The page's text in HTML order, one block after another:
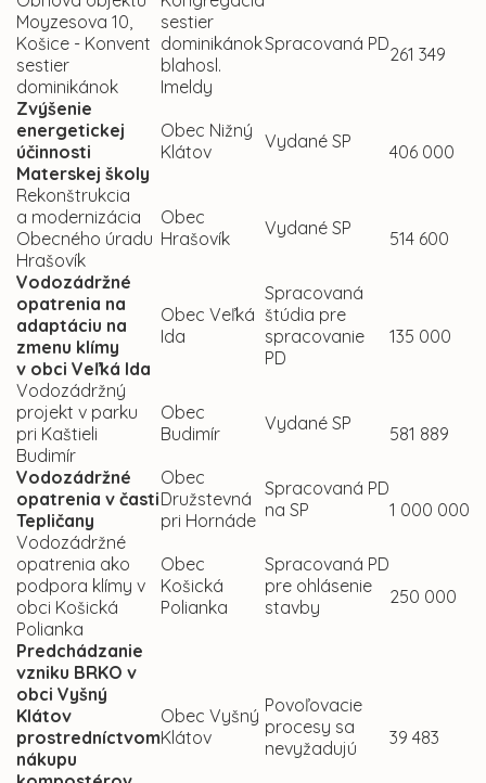
Moyzesova 10,
Košice - Konvent
sestier
dominikánok
sestier
dominikánok
blahosl.
Imeldy
Spracovaná PD261 349
Zvýšenie
energetickej
účinnosti
Materskej školy
Obec Nižný
Klátov
Vydané SP
406 000
Rekonštrukcia
a modernizácia
Obecného úradu
Hrašovík
Obec
Hrašovík
Vydané SP
514 600
Vodozádržné
opatrenia na
adaptáciu na
zmenu klímy
v obci Veľká Ida
Obec Veľká
Ida
Spracovaná
štúdia pre
spracovanie
PD
135 000
Vodozádržný
projekt v parku
pri Kaštieli
Budimír
Obec
Budimír
Vydané SP
581 889
Vodozádržné
opatrenia v časti
Tepličany
Obec
Družstevná
pri Hornáde
Spracovaná PD
na SP
1 000 000
Vodozádržné
opatrenia ako
podpora klímy v
obci Košická
Polianka
Obec
Košická
Polianka
Spracovaná PD
pre ohlásenie
stavby
250 000
Predchádzanie
vzniku BRKO v
obci Vyšný
Klátov
prostredníctvom
nákupu
Obec Vyšný
Klátov
Povoľovacie
procesy sa
nevyžadujú
39 483